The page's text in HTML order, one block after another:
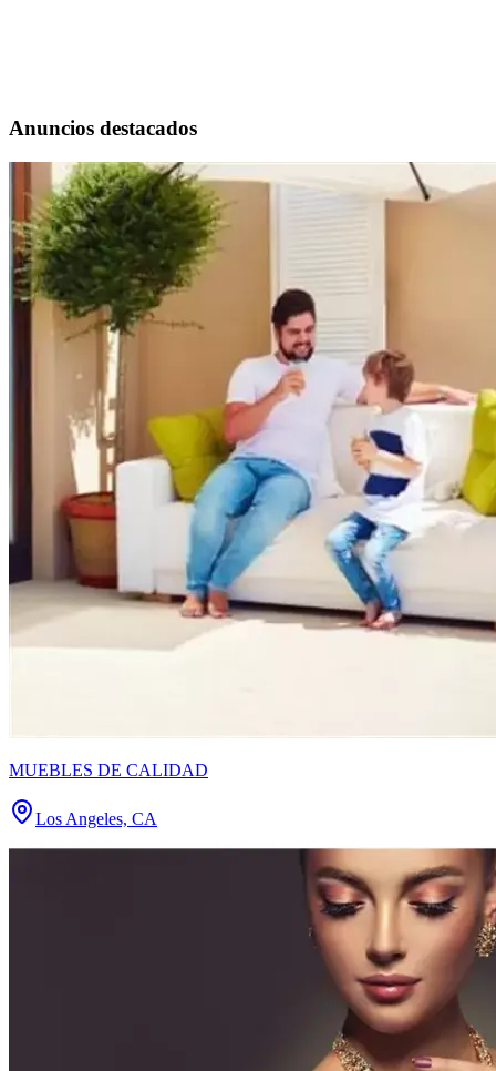
Anuncios destacados
MUEBLES DE CALIDAD
Los Angeles, CA